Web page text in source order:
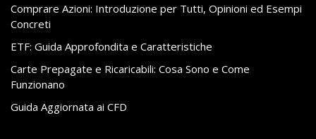
Comprare Azioni: Introduzione per Tutti, Opinioni ed Esempi
Concreti
ETF: Guida Approfondita e Caratteristiche
Carte Prepagate e Ricaricabili: Cosa Sono e Come
Funzionano
Guida Aggiornata ai CFD